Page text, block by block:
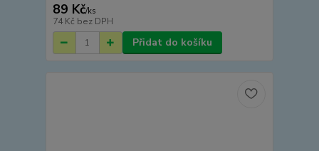
89 Kč/ks
74 Kč bez DPH
Přidat do košíku